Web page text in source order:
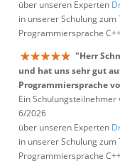
über unseren Experten
in unserer Schulung
Programmiersprache
"Herr
und hat uns sehr gut
Programmiersprache
Ein Schulungsteilnehmer
6/2026
über unseren Experten
in unserer Schulung
Programmiersprache